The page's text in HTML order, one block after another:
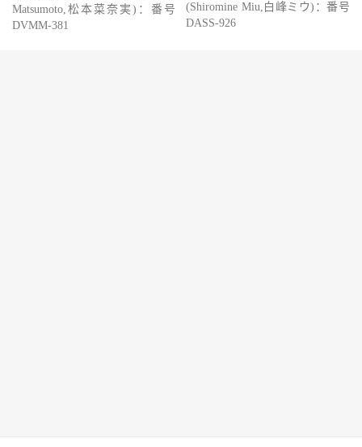
Matsumoto,松本菜奈実)：番号
DVMM-381
(Shiromine Miu,白峰ミウ)：番号
DASS-926